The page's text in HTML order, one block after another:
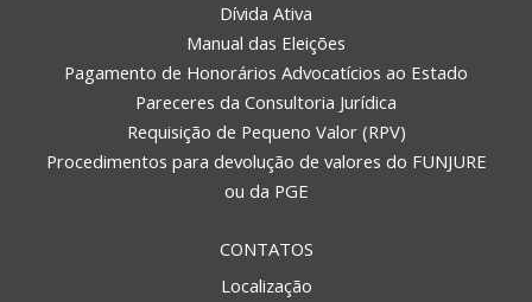
Dívida Ativa
Manual das Eleições
Pagamento de Honorários Advocatícios ao Estado
Pareceres da Consultoria Jurídica
Requisição de Pequeno Valor (RPV)
Procedimentos para devolução de valores do FUNJURE
ou da PGE
CONTATOS
Localização